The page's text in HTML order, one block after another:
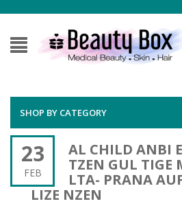
SHOP BY CATEGORY
23
FEB
AL CHILD ANBI
TZEN GUL TIGE
LTA- PRANA
LIZE NZEN